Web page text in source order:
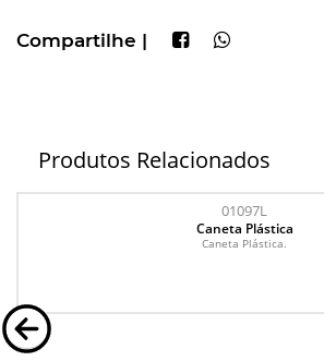
Compartilhe |
Produtos Relacionados
01097L
Caneta Plástica
Caneta Plástica.